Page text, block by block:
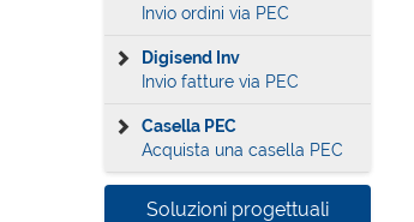
Invio ordini via PEC
Digisend Inv
Invio fatture via PEC
Casella PEC
Acquista una casella PEC
Soluzioni progettuali